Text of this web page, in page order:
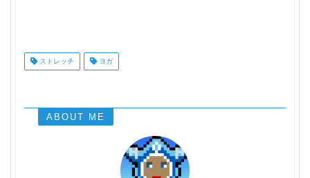
ストレッチ ヨガ
ABOUT ME